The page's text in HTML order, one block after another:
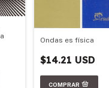
Ondas es física
$14.21 USD